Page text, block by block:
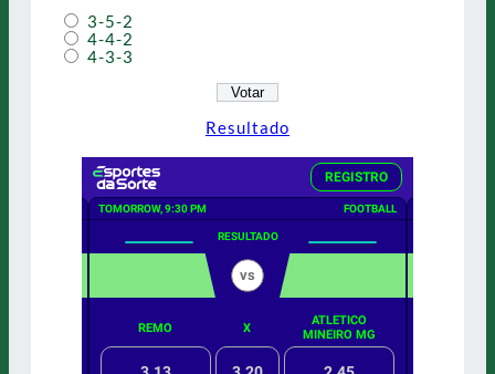
3-5-2
4-4-2
4-3-3
Resultado